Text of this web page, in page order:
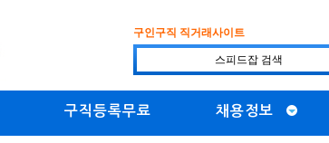
구인구직 직거래사이트
구직등록무료 채용정보